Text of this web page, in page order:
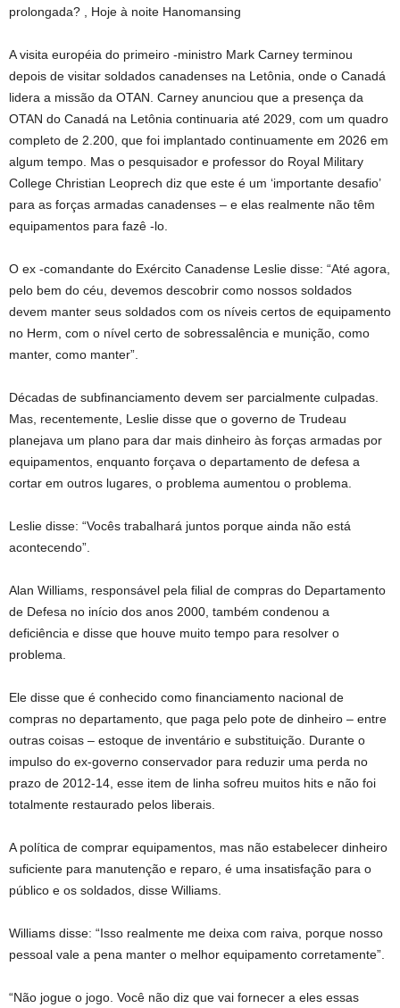
prolongada? , Hoje à noite Hanomansing
A visita européia do primeiro -ministro Mark Carney terminou
depois de visitar soldados canadenses na Letônia, onde o Canadá
lidera a missão da OTAN. Carney anunciou que a presença da
OTAN do Canadá na Letônia continuaria até 2029, com um quadro
completo de 2.200, que foi implantado continuamente em 2026 em
algum tempo. Mas o pesquisador e professor do Royal Military
College Christian Leoprech diz que este é um ‘importante desafio’
para as forças armadas canadenses – e elas realmente não têm
equipamentos para fazê -lo.
O ex -comandante do Exército Canadense Leslie disse: “Até agora,
pelo bem do céu, devemos descobrir como nossos soldados
devem manter seus soldados com os níveis certos de equipamento
no Herm, com o nível certo de sobressalência e munição, como
manter, como manter”.
Décadas de subfinanciamento devem ser parcialmente culpadas.
Mas, recentemente, Leslie disse que o governo de Trudeau
planejava um plano para dar mais dinheiro às forças armadas por
equipamentos, enquanto forçava o departamento de defesa a
cortar em outros lugares, o problema aumentou o problema.
Leslie disse: “Vocês trabalhará juntos porque ainda não está
acontecendo”.
Alan Williams, responsável pela filial de compras do Departamento
de Defesa no início dos anos 2000, também condenou a
deficiência e disse que houve muito tempo para resolver o
problema.
Ele disse que é conhecido como financiamento nacional de
compras no departamento, que paga pelo pote de dinheiro – entre
outras coisas – estoque de inventário e substituição. Durante o
impulso do ex-governo conservador para reduzir uma perda no
prazo de 2012-14, esse item de linha sofreu muitos hits e não foi
totalmente restaurado pelos liberais.
A política de comprar equipamentos, mas não estabelecer dinheiro
suficiente para manutenção e reparo, é uma insatisfação para o
público e os soldados, disse Williams.
Williams disse: “Isso realmente me deixa com raiva, porque nosso
pessoal vale a pena manter o melhor equipamento corretamente”.
“Não jogue o jogo. Você não diz que vai fornecer a eles essas